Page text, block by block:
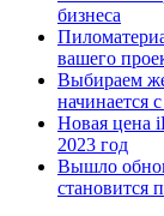
бизнеса
вашего
Выбираем
начинается
Новая цена
2023 год
Вышло
становится